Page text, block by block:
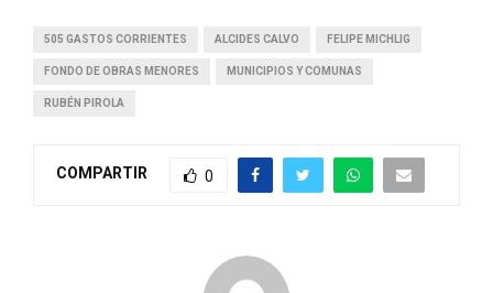
505 GASTOS CORRIENTES ALCIDES CALVO FELIPE MICHLIG
FONDO DE OBRAS MENORES MUNICIPIOS Y COMUNAS
RUBÉN PIROLA
COMPARTIR 0